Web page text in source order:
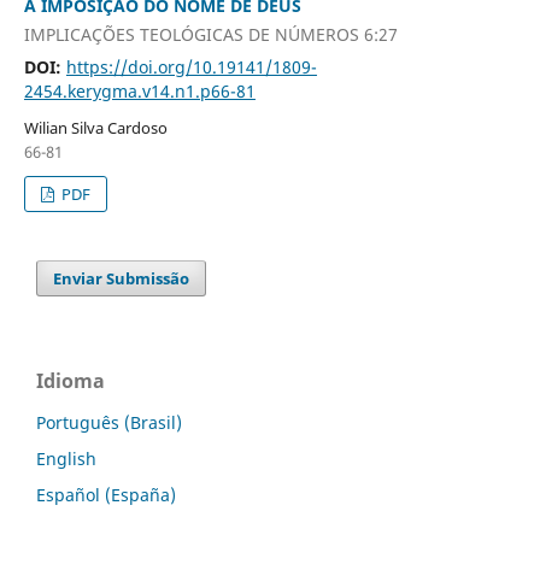
A IMPOSIÇÃO DO NOME DE DEUS
IMPLICAÇÕES TEOLÓGICAS DE NÚMEROS 6:27
DOI: https://doi.org/10.19141/1809-
2454.kerygma.v14.n1.p66-81
Wilian Silva Cardoso
66-81
PDF
Enviar Submissão
Idioma
Português (Brasil)
English
Español (España)